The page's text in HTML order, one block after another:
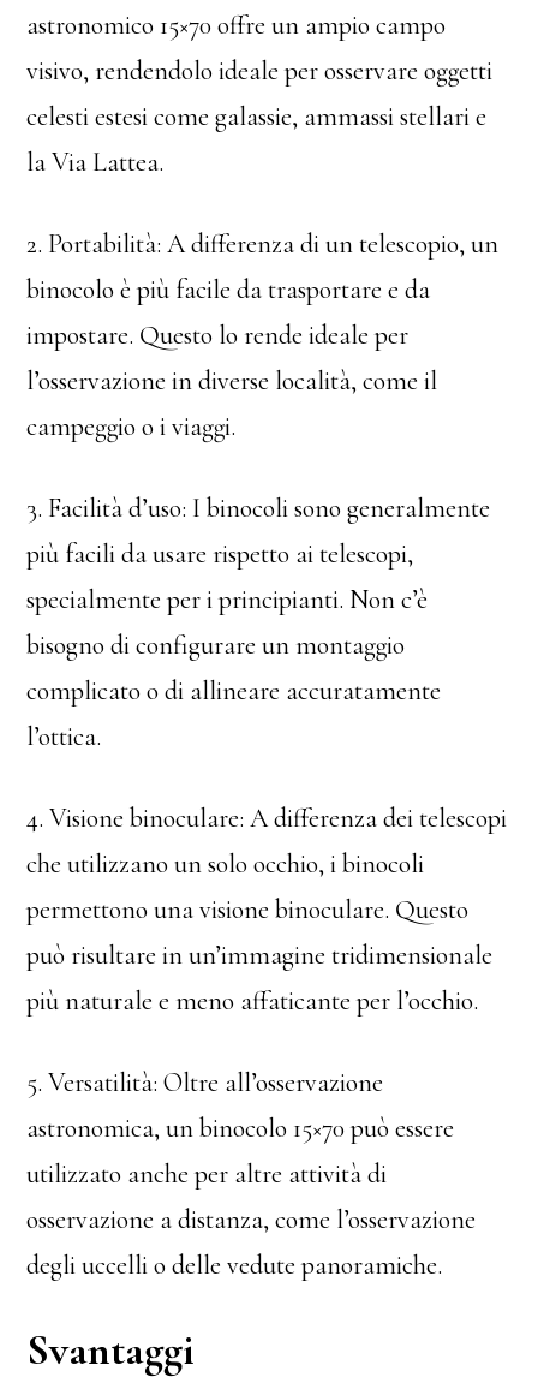
astronomico 15×70 offre un ampio campo
visivo, rendendolo ideale per osservare oggetti
celesti estesi come galassie, ammassi stellari e
la Via Lattea.
2. Portabilità: A differenza di un telescopio, un
binocolo è più facile da trasportare e da
impostare. Questo lo rende ideale per
l’osservazione in diverse località, come il
campeggio o i viaggi.
3. Facilità d’uso: I binocoli sono generalmente
più facili da usare rispetto ai telescopi,
specialmente per i principianti. Non c’è
bisogno di configurare un montaggio
complicato o di allineare accuratamente
l’ottica.
4. Visione binoculare: A differenza dei telescopi
che utilizzano un solo occhio, i binocoli
permettono una visione binoculare. Questo
può risultare in un’immagine tridimensionale
più naturale e meno affaticante per l’occhio.
5. Versatilità: Oltre all’osservazione
astronomica, un binocolo 15×70 può essere
utilizzato anche per altre attività di
osservazione a distanza, come l’osservazione
degli uccelli o delle vedute panoramiche.
Svantaggi